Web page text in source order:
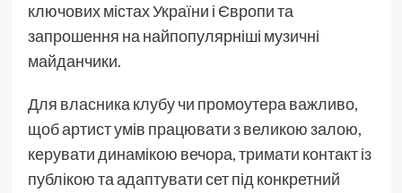
ключових містах України і Європи та
запрошення на найпопулярніші музичні
майданчики.
Для власника клубу чи промоутера важливо,
щоб артист умів працювати з великою залою,
керувати динамікою вечора, тримати контакт із
публікою та адаптувати сет під конкретний